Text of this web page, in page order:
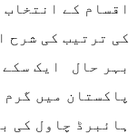
اقسام کے
کی ترتیب کی شرح
بہر حال ایک سکے
پاکستان میں گرم
ہائبرڈ چاول کی